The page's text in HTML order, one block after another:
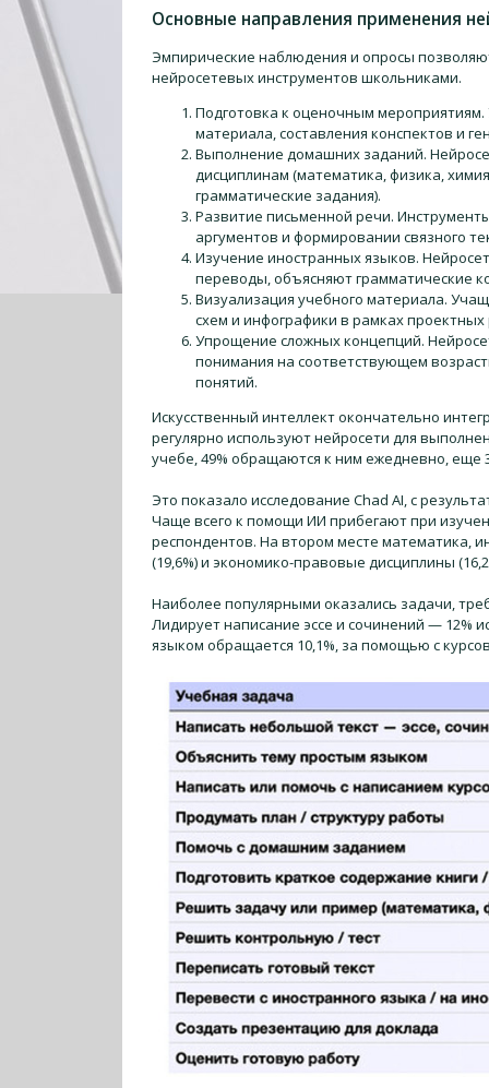
Основные направления применения
Эмпирические наблюдения и опросы
нейросетевых инструментов школьниками.
Подготовка к оценочным
материала, составления конспектов и
Выполнение домашних заданий.
дисциплинам (математика, физика,
грамматические задания).
Развитие письменной речи.
аргументов и формировании связного
Изучение иностранных языков.
переводы, объясняют грамматические
Визуализация учебного материала.
схем и инфографики в рамках проектных
Упрощение сложных концепций.
понимания на соответствующем
понятий.
Искусственный интеллект окончательно
регулярно используют нейросети для
учебе, 49% обращаются к ним ежедневно, еще
Это показало исследование Chad AI, с
Чаще всего к помощи ИИ прибегают при
респондентов. На втором месте математика,
(19,6%) и экономико-правовые дисциплины
Наиболее популярными оказались задачи,
Лидирует написание эссе и сочинений — 12%
языком обращается 10,1%, за помощью с